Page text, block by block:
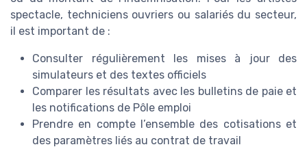
spectacle, techniciens ouvriers ou salariés du secteur,
il est important de :
Consulter régulièrement les mises à jour des
simulateurs et des textes officiels
Comparer les résultats avec les bulletins de paie et
les notifications de Pôle emploi
Prendre en compte l’ensemble des cotisations et
des paramètres liés au contrat de travail